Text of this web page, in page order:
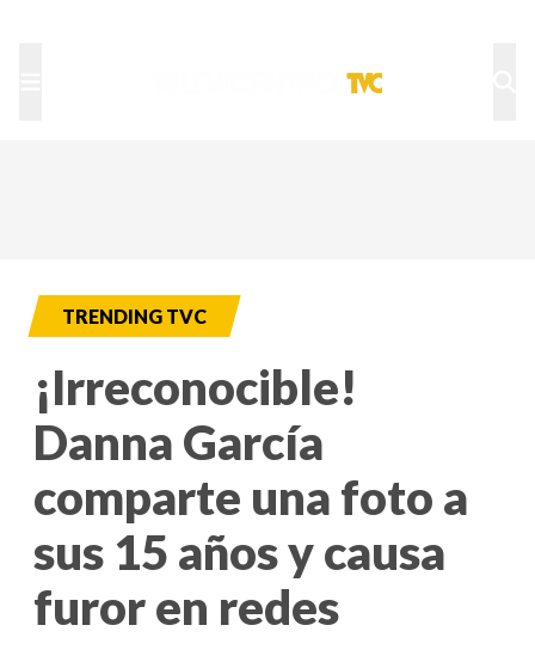
TRENDING TVC
¡Irreconocible!
Danna García
comparte una foto a
sus 15 años y causa
furor en redes